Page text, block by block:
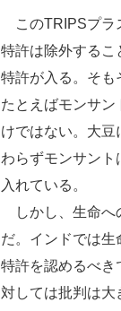
このTRIPSプラ
特許は除外するこ
特許が入る。そも
たとえばモンサ
けではない。大豆
わらずモンサント
入れている。
しかし、生命へ
だ。インドでは生
特許を認めるべき
対しては批判は大